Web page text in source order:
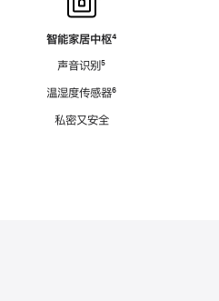
智能家居中枢脚
⁴
声音识别脚
⁵
温湿度传感器脚
⁶
私密又安全